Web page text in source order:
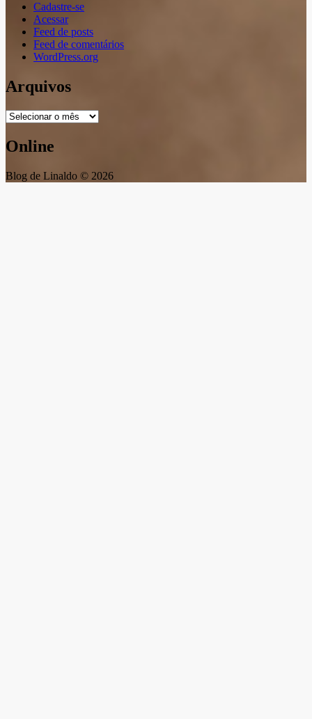
Cadastre-se
Acessar
Feed de posts
Feed de comentários
WordPress.org
Arquivos
Arquivos
Online
Blog de Linaldo © 2026